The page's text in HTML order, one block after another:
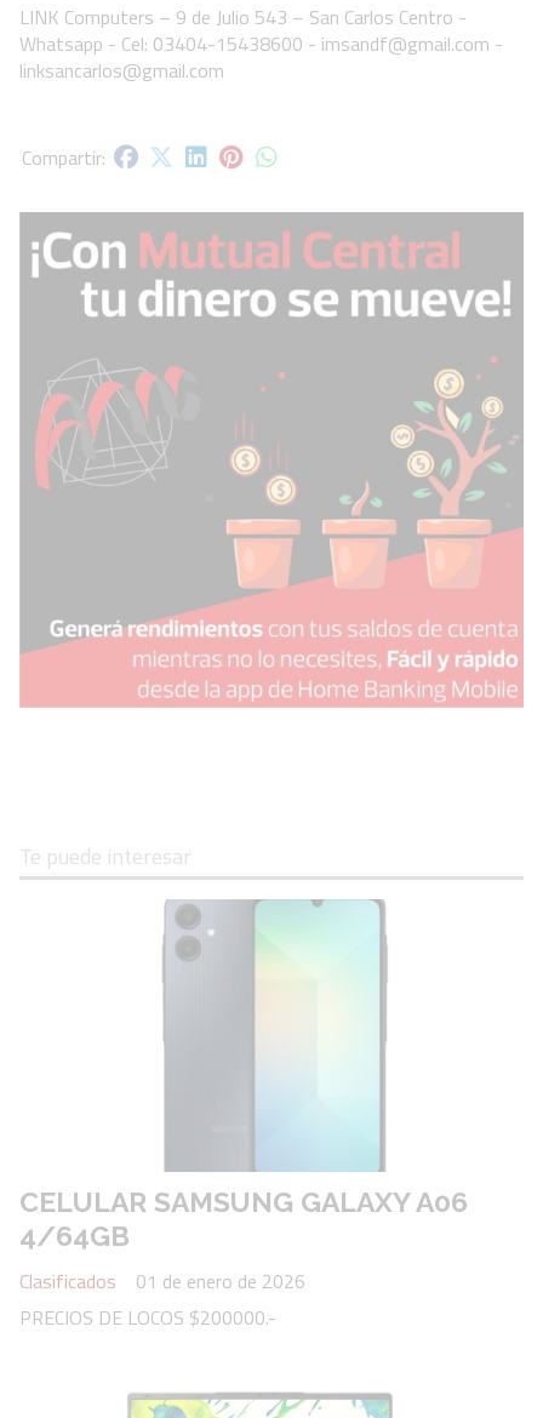
LINK Computers – 9 de Julio 543 – San Carlos Centro -
Whatsapp - Cel: 03404-15438600 - imsandf@gmail.com -
linksancarlos@gmail.com
Te puede interesar
CELULAR SAMSUNG GALAXY A06
4/64GB
Clasificados
01 de enero de 2026
PRECIOS DE LOCOS $200000.-